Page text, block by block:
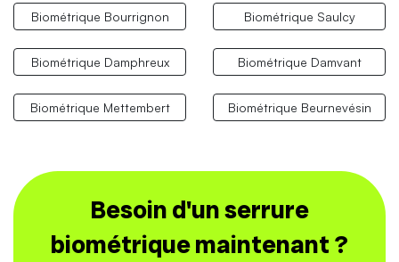
Biométrique Bourrignon Biométrique Saulcy
Biométrique Damphreux Biométrique Damvant
Biométrique Mettembert Biométrique Beurnevésin
Besoin d'un serrure
biométrique maintenant ?